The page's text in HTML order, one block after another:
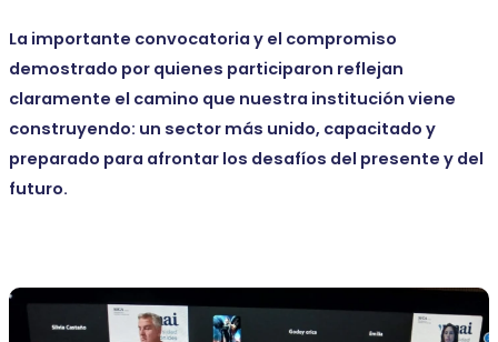
La importante convocatoria y el compromiso
demostrado por quienes participaron reflejan
claramente el camino que nuestra institución viene
construyendo: un sector más unido, capacitado y
preparado para afrontar los desafíos del presente y del
futuro.